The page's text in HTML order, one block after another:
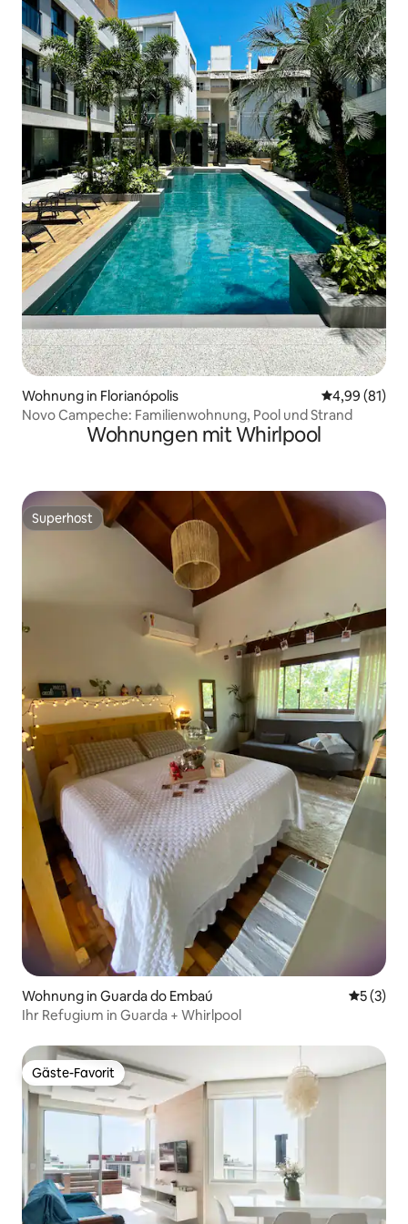
Wohnung in Florianópolis
4,99 (81)
Novo Campeche: Familienwohnung, Pool und Strand
Wohnungen mit Whirlpool
Superhost
Superhost
Wohnung in Guarda do Embaú
5 (3)
Ihr Refugium in Guarda + Whirlpool
Gäste-Favorit
Gäste-Favorit